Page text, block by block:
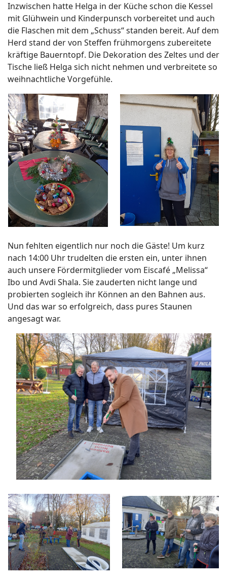
Inzwischen hatte Helga in der Küche schon die Kessel
mit Glühwein und Kinderpunsch vorbereitet und auch
die Flaschen mit dem „Schuss“ standen bereit. Auf dem
Herd stand der von Steffen frühmorgens zubereitete
kräftige Bauerntopf. Die Dekoration des Zeltes und der
Tische ließ Helga sich nicht nehmen und verbreitete so
weihnachtliche Vorgefühle.
Nun fehlten eigentlich nur noch die Gäste! Um kurz
nach 14:00 Uhr trudelten die ersten ein, unter ihnen
auch unsere Fördermitglieder vom Eiscafé „Melissa“
Ibo und Avdi Shala. Sie zauderten nicht lange und
probierten sogleich ihr Können an den Bahnen aus.
Und das war so erfolgreich, dass pures Staunen
angesagt war.